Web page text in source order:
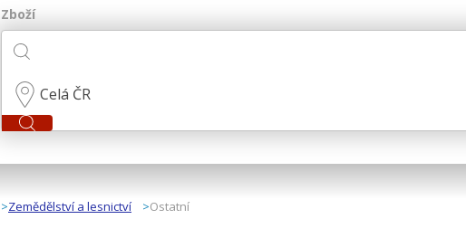
Zboží
Celá ČR
Zemědělství a lesnictví Ostatní